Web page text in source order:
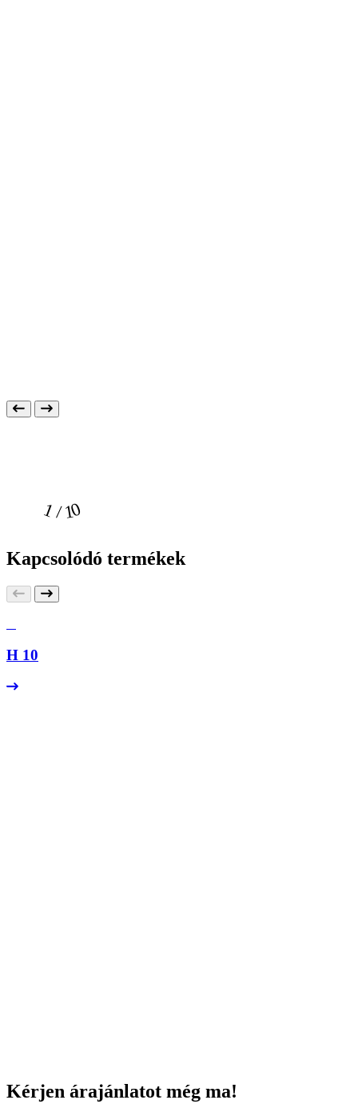
1 / 10
Kapcsolódó termékek
H 10
Kérjen árajánlatot még ma!